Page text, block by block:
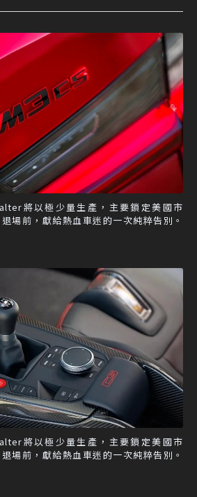
將以極少量生產，主要鎖定美國市
場前，獻給熱血車迷的一次純粹告別。
將以極少量生產，主要鎖定美國市
場前，獻給熱血車迷的一次純粹告別。